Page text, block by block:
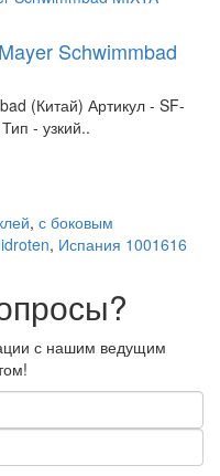
Schwimmbad
(Китай) Артикул - SF-
- узкий..
, с боковым
, Испания 1001616
с нашим ведущим